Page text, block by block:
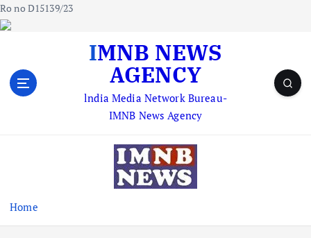
Ro no D15139/23
IMNB NEWS
AGENCY
lndia Media Network Bureau-
IMNB News Agency
Home